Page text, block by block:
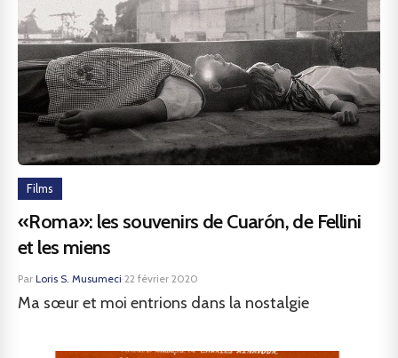
Films
«Roma»: les souvenirs de Cuarón, de Fellini
et les miens
Par Loris S. Musumeci·22 février 2020
Ma sœur et moi entrions dans la nostalgie